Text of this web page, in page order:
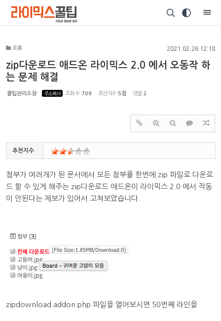
오류 2021.02.26 12:18
zip다운로드 애드온 라이믹스 2.0 에서 오동작 하
는 문제 해결
꿀팁관리소장 주소복사 조회 수 709 추천지수 5점 댓글 2
추천지수
첨부가 여러개가 된 문서에서 모든 첨부를 한번에 zip 파일로 다운로
드 할 수 있게 해주는 zip다운로드 애드온이 라이믹스 2.0 에서 작동
이 안된다는 제보가 있어서 고쳐보았습니다.
zipdownload.addon.php 파일을 열어보시면 50번째 라인을
Sketchbook5, 스케치북5
Sketchbook5, 스케치북5